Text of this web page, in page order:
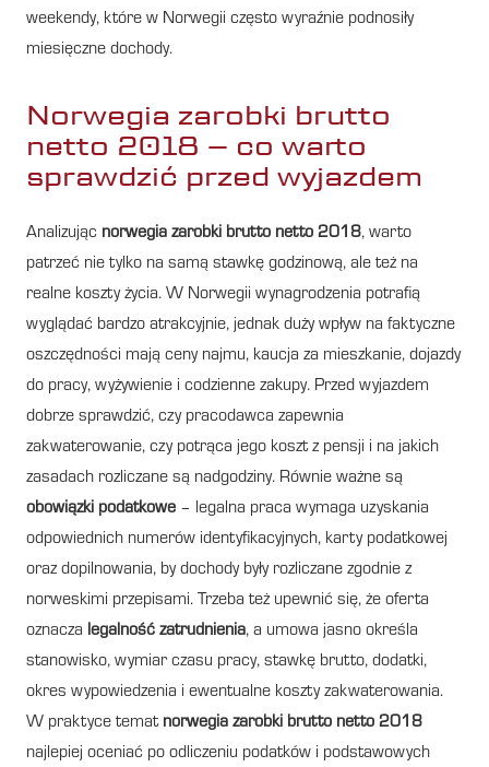
weekendy, które w Norwegii często wyraźnie podnosiły
miesięczne dochody.
Norwegia zarobki brutto
netto 2018 – co warto
sprawdzić przed wyjazdem
Analizując norwegia zarobki brutto netto 2018, warto
patrzeć nie tylko na samą stawkę godzinową, ale też na
realne koszty życia. W Norwegii wynagrodzenia potrafią
wyglądać bardzo atrakcyjnie, jednak duży wpływ na faktyczne
oszczędności mają ceny najmu, kaucja za mieszkanie, dojazdy
do pracy, wyżywienie i codzienne zakupy. Przed wyjazdem
dobrze sprawdzić, czy pracodawca zapewnia
zakwaterowanie, czy potrąca jego koszt z pensji i na jakich
zasadach rozliczane są nadgodziny. Równie ważne są
obowiązki podatkowe – legalna praca wymaga uzyskania
odpowiednich numerów identyfikacyjnych, karty podatkowej
oraz dopilnowania, by dochody były rozliczane zgodnie z
norweskimi przepisami. Trzeba też upewnić się, że oferta
oznacza legalność zatrudnienia, a umowa jasno określa
stanowisko, wymiar czasu pracy, stawkę brutto, dodatki,
okres wypowiedzenia i ewentualne koszty zakwaterowania.
W praktyce temat norwegia zarobki brutto netto 2018
najlepiej oceniać po odliczeniu podatków i podstawowych